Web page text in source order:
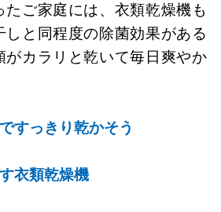
ご家庭には、衣類乾燥機も
しと同程度の除菌効果がある
がカラリと乾いて毎日爽やか
すっきり乾かそう
衣類乾燥機